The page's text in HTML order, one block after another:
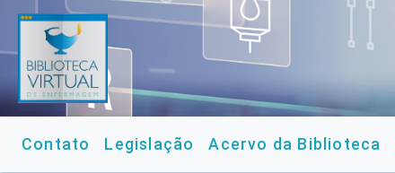
Contato Legislação Acervo da Biblioteca